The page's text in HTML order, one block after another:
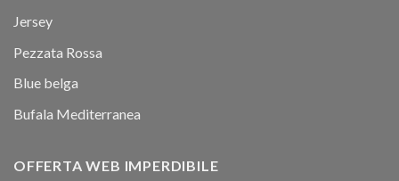
Jersey
Pezzata Rossa
Blue belga
Bufala Mediterranea
OFFERTA WEB IMPERDIBILE